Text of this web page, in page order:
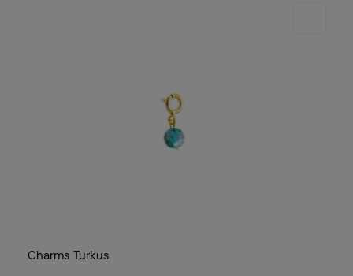
Charms Turkus